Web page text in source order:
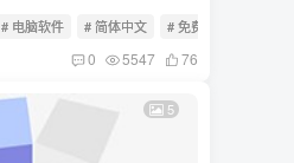
# 电脑软件 # 简体中文 # 免费软件
0 5547 76
5